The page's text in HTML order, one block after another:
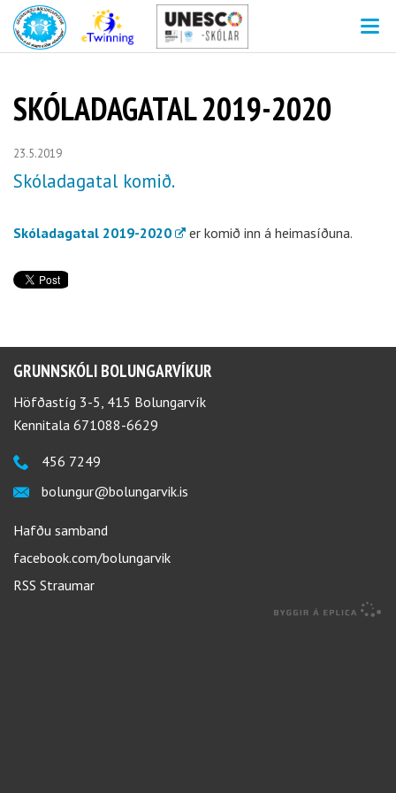
SKÓLADAGATAL 2019-2020
23.5.2019
Skóladagatal komið.
Skóladagatal 2019-2020 er komið inn á heimasíðuna.
GRUNNSKÓLI BOLUNGARVÍKUR
Höfðastíg 3-5, 415 Bolungarvík
Kennitala 671088-6629
456 7249
bolungur@bolungarvik.is
Hafðu samband
facebook.com/bolungarvik
RSS Straumar